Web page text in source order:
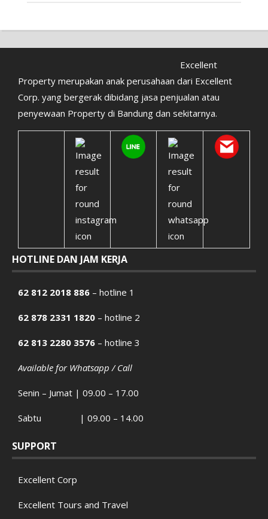
Excellent
Property merupakan anak perusahaan dari Excellent
Corp. yang bergerak dibidang jasa penjualan atau
penyewaan Property di Bandung dan sekitarnya.
HOTLINE DAN JAM KERJA
62 812 2018 886 – hotline 1
62 878 2331 1820 – hotline 2
62 813 2280 3576 – hotline 3
Available for Whatsapp / Call
Senin – Jumat | 09.00 – 17.00
Sabtu | 09.00 – 14.00
SUPPORT
Excellent Corp
Excellent Tours and Travel